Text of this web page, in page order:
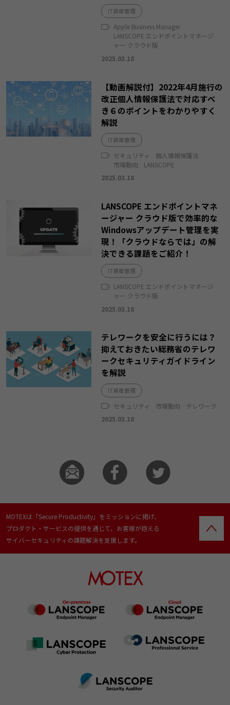
IT資産管理
Apple Business Manager
LANSCOPE エンドポイントマネージ
ャー クラウド版
2025.03.18
【動画解説付】2022年4月施行の
改正個人情報保護法で対応すべ
き６のポイントをわかりやすく
解説
IT資産管理
セキュリティ
個人情報保護法
市場動向
LANSCOPE
2025.03.18
LANSCOPE エンドポイントマネ
ージャー クラウド版で効率的な
Windowsアップデート管理を実
現！「クラウドならでは」の解
決できる課題をご紹介！
IT資産管理
LANSCOPE エンドポイントマネージ
ャー クラウド版
2025.03.18
テレワークを安全に行うには？
抑えておきたい総務省のテレワ
ークセキュリティガイドライン
を解説
IT資産管理
セキュリティ 市場動向
テレワーク
2025.03.18
MOTEXは「Secure Productivity」をミッションに掲げ、
プロダクト・サービスの提供を通じて、お客様が抱える
サイバーセキュリティの課題解決を支援します。